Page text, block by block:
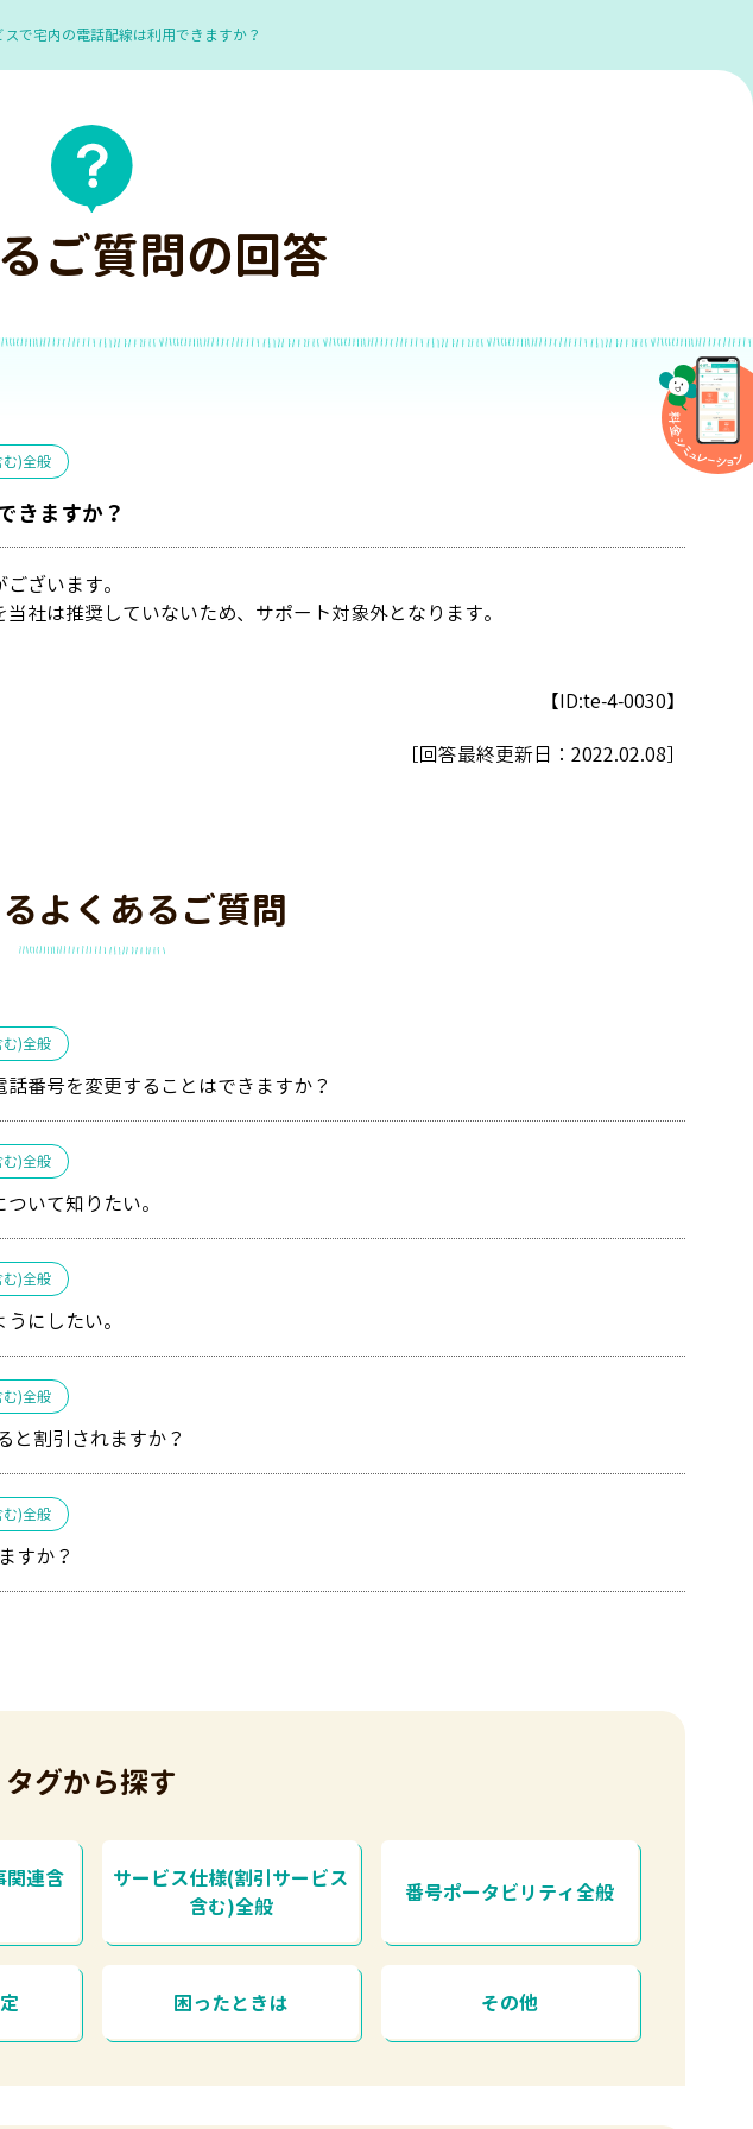
で宅内の電話配線は利用できますか？
ご質問の回答
)全般
きますか？
ざいます。
社は推奨していないため、サポート対象外となります。
【ID:te-4-0030】
［回答最終更新日： 2022.02.08］
よくあるご質問
)全般
番号を変更することはできますか？
)全般
いて知りたい。
)全般
にしたい。
)全般
と割引されますか？
)全般
すか？
タグから探す
関連含
サービス仕様(割引サービス
含む)全般
番号ポータビリティ全般
困ったときは その他